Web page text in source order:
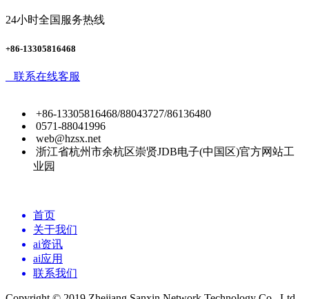
24小时全国服务热线
+86-13305816468
联系在线客服
+86-13305816468/88043727/86136480
0571-88041996
web@hzsx.net
浙江省杭州市余杭区崇贤JDB电子(中国区)官方网站工
业园
首页
关于我们
ai资讯
ai应用
联系我们